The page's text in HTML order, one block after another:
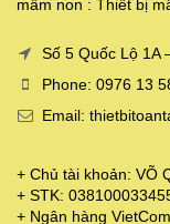
mầm non : Thiết bị
Số 5 Quốc Lộ 1A
Phone: 0976 13
Email:
+ Chủ tài khoản: VÕ
+ STK:
+ Ngân hàng